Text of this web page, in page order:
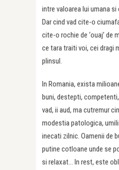
intre valoarea lui umana
Dar cind vad cite-o
cite-o rochie de ‘ouaj’ de
ce tara traiti voi, cei dragi
plinsul.
In Romania, exista
buni, destepti,
vad, ii aud, ma cutremur
modestia patologica,
inecati zilnic. Oamenii de
putine cotloane unde se
si relaxat… In rest, este